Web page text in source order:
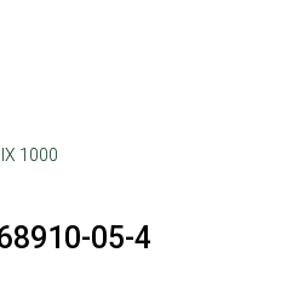
1000
05-4